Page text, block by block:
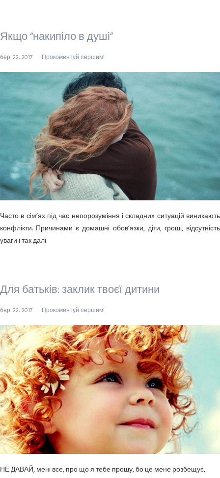
Якщо “накипіло в душі”
бер. 22, 2017 Прокоментуй першим!
Часто в сім’ях під час непорозуміння і складних ситуацій виникають
конфлікти. Причинами є домашні обов’язки, діти, гроші, відсутність
уваги і так далі.
Для батьків: заклик твоєї дитини
бер. 22, 2017 Прокоментуй першим!
НЕ ДАВАЙ, мені все, про що я тебе прошу, бо це мене розбещує,